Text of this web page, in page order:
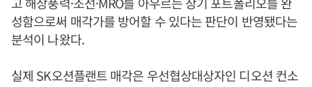
성함으로써 매각가를 방어할 수 있다는 판단이 반영됐다는
분석이 나왔다.
실제 SK오션플랜트 매각은 우선협상대상자인 디오션 컨소